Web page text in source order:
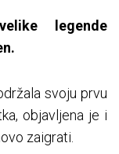
legende
svoju prvu
objavljena je i
zaigrati.